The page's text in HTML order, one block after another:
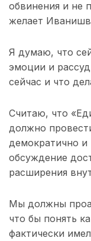
обвинения и не
желает
Я думаю, что
эмоции и
сейчас и что
Считаю, что
должно
демократично
обсуждение
расширения
Мы должны
что бы понять
фактически